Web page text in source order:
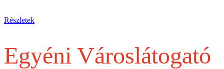
Részletek
Egyéni Városlátogató